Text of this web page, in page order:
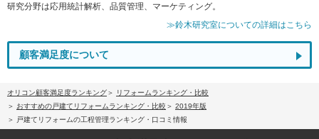
研究分野は応用統計解析、品質管理、マーケティング。
≫鈴木研究室についての詳細はこちら
顧客満足度について
オリコン顧客満足度ランキング
リフォームランキング・比較
おすすめの戸建てリフォームランキング・比較
2019年版
戸建てリフォームの工程管理ランキング・口コミ情報